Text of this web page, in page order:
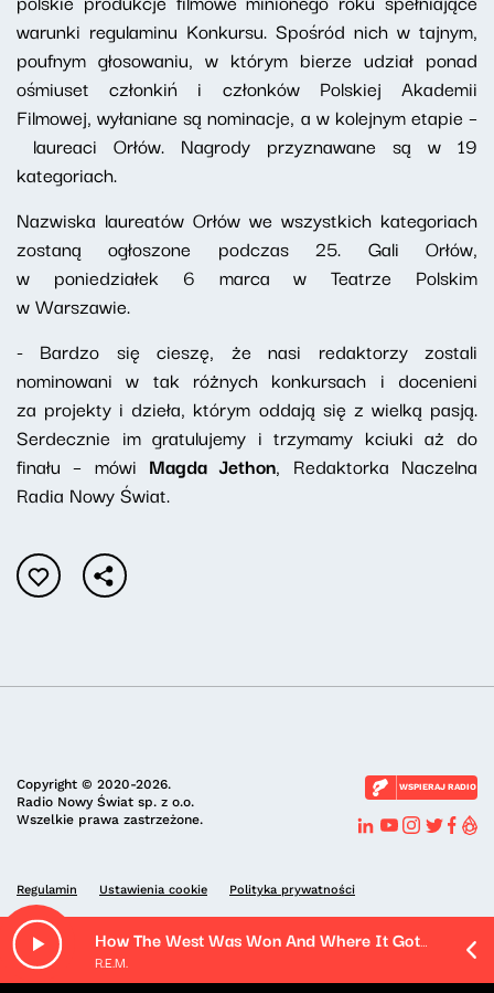
How The West Was Won And Where It Got Us (Remastered)
R.E.M.
warunki regulaminu Konkursu. Spośród nich w tajnym,
poufnym głosowaniu, w którym bierze udział ponad
ośmiuset członkiń i członków Polskiej Akademii
Filmowej, wyłaniane są nominacje, a w kolejnym etapie –
laureaci Orłów. Nagrody przyznawane są w 19
kategoriach.
Nazwiska laureatów Orłów we wszystkich kategoriach
zostaną ogłoszone podczas 25. Gali Orłów,
w poniedziałek 6 marca w Teatrze Polskim
w Warszawie.
- Bardzo się cieszę, że nasi redaktorzy zostali
nominowani w tak różnych konkursach i docenieni
za projekty i dzieła, którym oddają się z wielką pasją.
Serdecznie im gratulujemy i trzymamy kciuki aż do
finału – mówi Magda Jethon, Redaktorka Naczelna
Radia Nowy Świat.
Copyright © 2020-2026.
Radio Nowy Świat sp. z o.o.
Wszelkie prawa zastrzeżone.
WSPIERAJ RADIO
Regulamin Ustawienia cookie Polityka prywatności